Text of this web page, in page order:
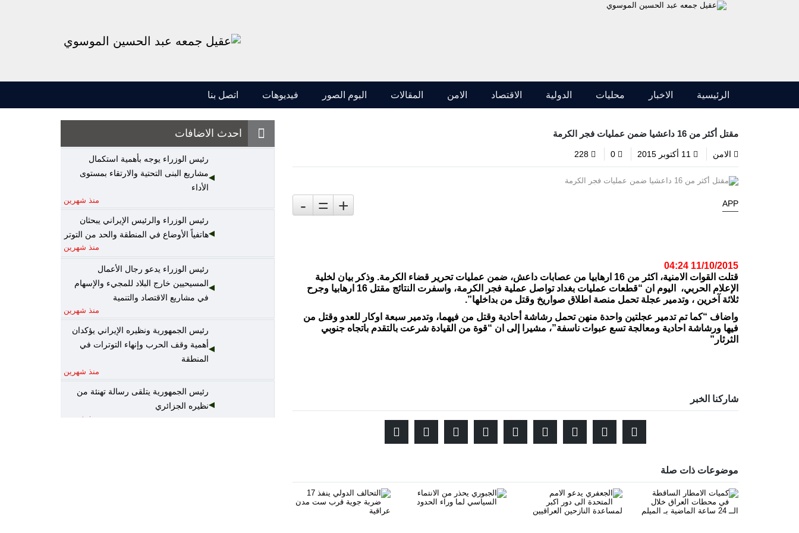
الرئيسية الاخبار محليات الدولية الاقتصاد الامن المقالات البوم الصور فيديوهات اتصل بنا
مقتل أكثر من 16 داعشيا ضمن عمليات فجر الكرمة
الامن
APP
+
=
-
11/10/2015 04:24
قتلت القوات الامنية، اكثر من 16 ارهابيا من عصابات داعش، ضمن عمليات تحرير قضاء الكرمة. وذكر بيان لخلية
الإعلام الحربي، اليوم ان “قطعات عمليات بغداد تواصل عملية فجر الكرمة، واسفرت النتائج مقتل 16 ارهابيا وجرح
ثلاثة آخرين ، وتدمير عجلة تحمل منصة اطلاق صواريخ وقتل من بداخلها”.
واضاف “كما تم تدمير عجلتين واحدة منهن تحمل رشاشة أحادية وقتل من فيهما، وتدمير سبعة اوكار للعدو وقتل من
فيها ورشاشة احادية ومعالجة تسع عبوات ناسفة”، مشيرا إلى ان “قوة من القيادة شرعت بالتقدم باتجاه جنوبي
الثرثار”
شاركنا الخبر
موضوعات ذات صلة
احدث الاضافات
رئيس الوزراء يوجه بأهمية استكمال
مشاريع البنى التحتية والارتقاء بمستوى
الأداء
منذ شهرين
رئيس الوزراء والرئيس الإيراني يبحثان
هاتفياً الأوضاع في المنطقة والحد من التوتر
منذ شهرين
رئيس الوزراء يدعو رجال الأعمال
المسيحيين خارج البلاد للمجيء والإسهام
في مشاريع الاقتصاد والتنمية
منذ شهرين
رئيس الجمهورية ونظيره الإيراني يؤكدان
أهمية وقف الحرب وإنهاء التوترات في
المنطقة
منذ شهرين
رئيس الجمهورية يتلقى رسالة تهنئة من
نظيره الجزائري
منذ شهرين